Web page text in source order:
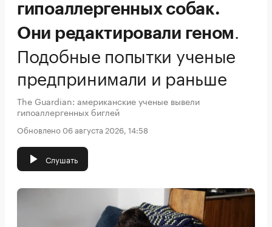
гипоаллергенных собак.
Они редактировали геном.
Подобные попытки ученые
предпринимали и раньше
The Guardian: американские ученые вывели
гипоаллергенных биглей
Обновлено 06 августа 2026, 14:58
Слушать